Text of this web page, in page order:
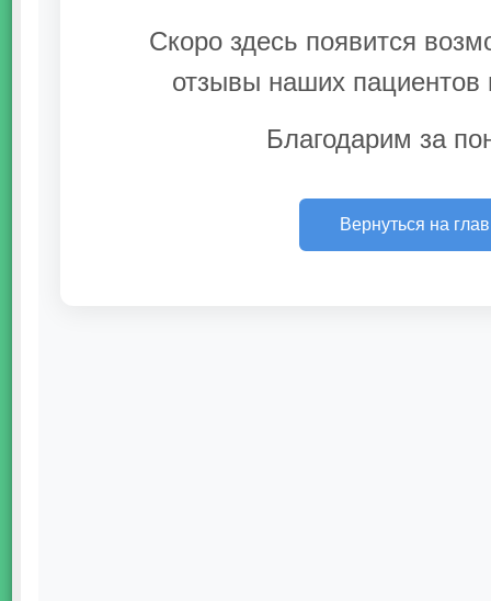
Скоро здесь появится
отзывы наших пациентов
Благодарим за
Вернуться на